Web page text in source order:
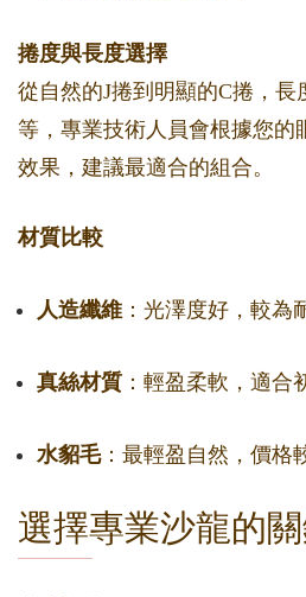
捲度與長度選擇
從自然的J捲到明顯的C捲，長
等，專業技術人員會根據您的
效果，建議最適合的組合。
材質比較
人造纖維 ：光澤度好，較為
真絲材質 ：輕盈柔軟，適合
水貂毛：最輕盈自然，價格
選擇專業沙龍的